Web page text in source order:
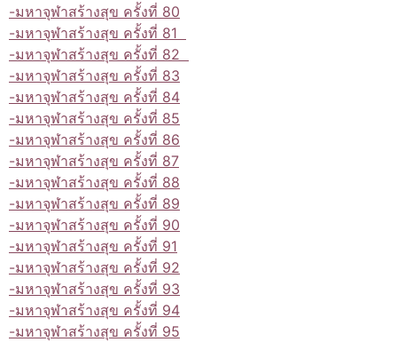
-มหาจุฬาสร้างสุข ครั้งที่ 80
-มหาจุฬาสร้างสุข ครั้งที่ 81
-มหาจุฬาสร้างสุข ครั้งที่ 82
-มหาจุฬาสร้างสุข ครั้งที่ 83
-มหาจุฬาสร้างสุข ครั้งที่ 84
-มหาจุฬาสร้างสุข ครั้งที่ 85
-มหาจุฬาสร้างสุข ครั้งที่ 86
-มหาจุฬาสร้างสุข ครั้งที่ 87
-มหาจุฬาสร้างสุข ครั้งที่ 88
-มหาจุฬาสร้างสุข ครั้งที่ 89
-มหาจุฬาสร้างสุข ครั้งที่ 90
-มหาจุฬาสร้างสุข ครั้งที่ 91
-มหาจุฬาสร้างสุข ครั้งที่ 92
-มหาจุฬาสร้างสุข ครั้งที่ 93
-มหาจุฬาสร้างสุข ครั้งที่ 94
-มหาจุฬาสร้างสุข ครั้งที่ 95